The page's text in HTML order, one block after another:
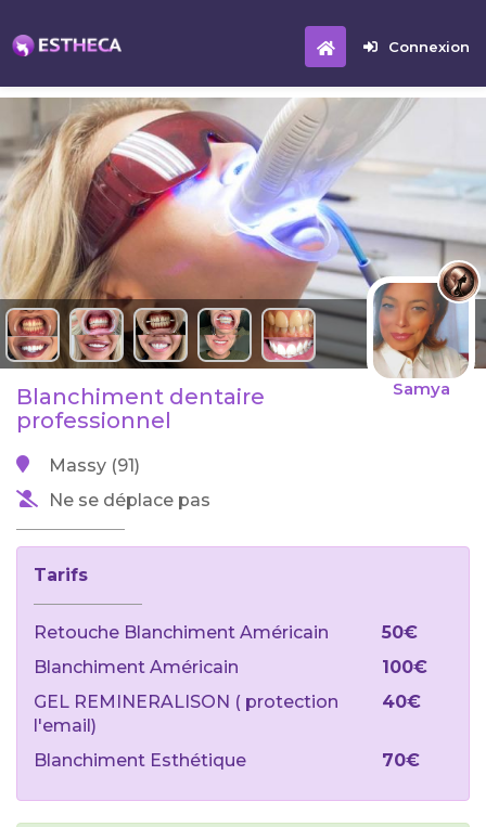
Connexion
Samya
Blanchiment dentaire
professionnel
Massy (91)
Ne se déplace pas
Tarifs
Retouche Blanchiment Américain
50€
Blanchiment Américain
100€
GEL REMINERALISON ( protection
l'email)
40€
Blanchiment Esthétique 70€